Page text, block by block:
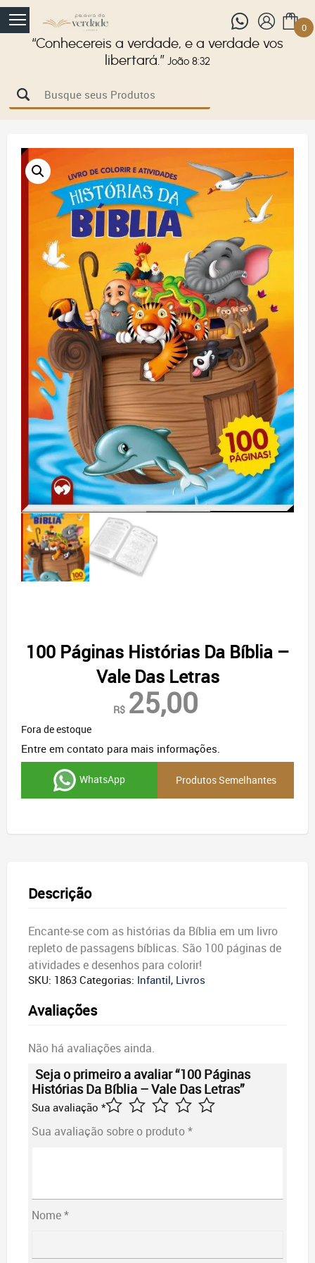
“Conhecereis a verdade, e a verdade vos
libertará.” João 8:32
0
100 Páginas Histórias Da Bíblia –
Vale Das Letras
R$ 25,00
Fora de estoque
Entre em contato para mais informações.
WhatsApp Produtos Semelhantes
Descrição
Encante-se com as histórias da Bíblia em um livro
repleto de passagens bíblicas. São 100 páginas de
atividades e desenhos para colorir!
SKU: 1863 Categorias: Infantil, Livros
Avaliações
Não há avaliações ainda.
Seja o primeiro a avaliar “100 Páginas
Histórias Da Bíblia – Vale Das Letras”
Sua avaliação *
Sua avaliação sobre o produto*
Nome*